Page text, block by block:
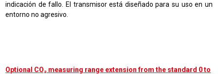
indicación de fallo. El transmisor está diseñado para su uso en un
entorno no agresivo.
Optional CO₂ measuring range extension from the standard 0 to